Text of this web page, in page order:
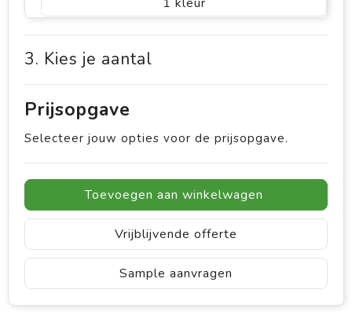
3. Kies je aantal
Prijsopgave
Selecteer jouw opties voor de prijsopgave.
Toevoegen aan winkelwagen
Vrijblijvende offerte
Sample aanvragen